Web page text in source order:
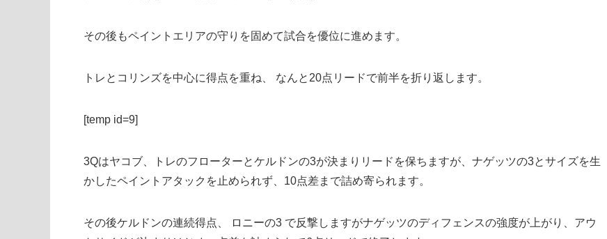
その後もペイントエリアの守りを固めて試合を優位に進めます。
トレとコリンズを中心に得点を重ね、 なんと20点リードで前半を折り返します。
[temp id=9]
3Qはヤコブ、トレのフローターとケルドンの3が決まりリードを保ちますが、ナゲッツの3とサイズを生
かしたペイントアタックを止められず、10点差まで詰め寄られます。
その後ケルドンの連続得点、 ロニーの3 で反撃しますがナゲッツのディフェンスの強度が上がり、アウ